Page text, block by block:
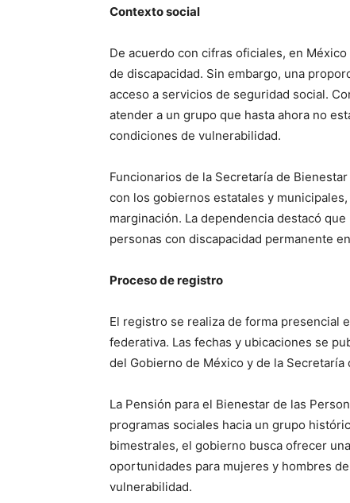
Contexto social
De acuerdo con cifras oficiales, en
de discapacidad. Sin embargo, una
acceso a servicios de seguridad social.
atender a un grupo que hasta ahora no
condiciones de vulnerabilidad.
Funcionarios de la Secretaría de
con los gobiernos estatales y
marginación. La dependencia destacó
personas con discapacidad permanente
Proceso de registro
El registro se realiza de forma presencial
federativa. Las fechas y ubicaciones se
del Gobierno de México y de la Secretaría
La Pensión para el Bienestar de las
programas sociales hacia un grupo
bimestrales, el gobierno busca ofrecer
oportunidades para mujeres y hombres
vulnerabilidad.